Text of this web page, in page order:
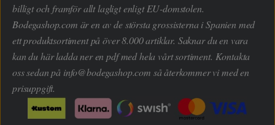
billigt och framför allt lagligt enligt EU-domstolen.
Bodegashop.com är en av de största grossisterna i Spanien med
ett produktsortiment på över 8.000 artiklar. Saknar du en vara
kan du här ladda ner en pdf med hela vårt sortiment. Kontakta
oss sedan på info@bodegashop.com så återkommer vi med en
prisuppgift.